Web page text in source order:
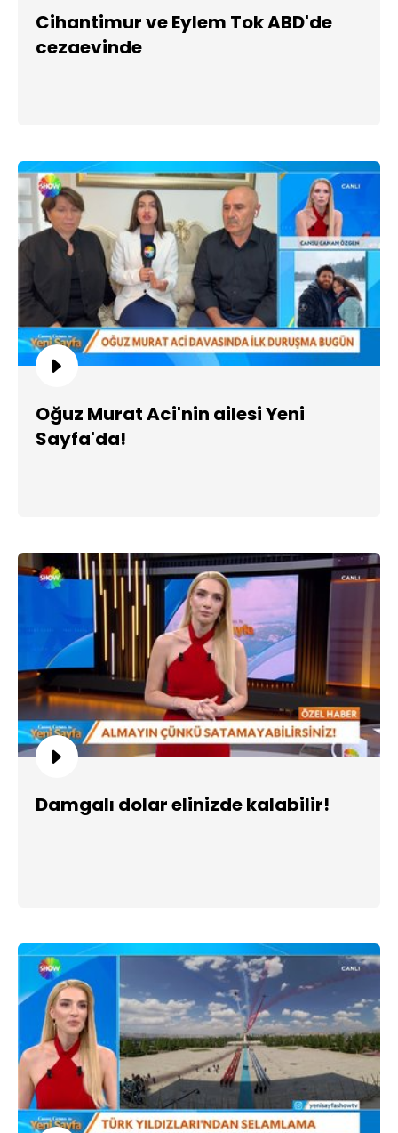
Cihantimur ve Eylem Tok ABD'de
cezaevinde
Oğuz Murat Aci'nin ailesi Yeni
Sayfa'da!
Damgalı dolar elinizde kalabilir!